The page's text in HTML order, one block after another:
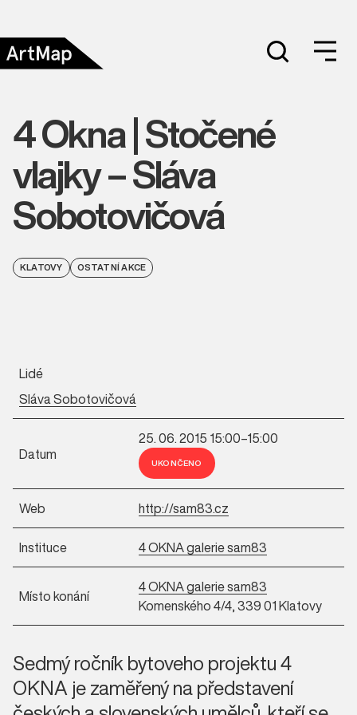
4 Okna | Stočené
vlajky – Sláva
Sobotovičová
KLATOVY OSTATNÍ AKCE
Lidé
Sláva Sobotovičová
Datum
25. 06. 2015 15:00–15:00
UKONČENO
Web http://sam83.cz
Instituce 4 OKNA galerie sam83
Místo konání
4 OKNA galerie sam83
Komenského 4/4, 339 01 Klatovy
Sedmý ročník bytoveho projektu 4
OKNA je zaměřený na představení